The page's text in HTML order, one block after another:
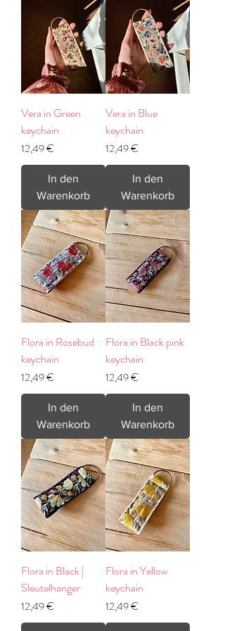
Vera in Green
keychain
Preis
12,49 €
In den
Warenkorb
Vera in Blue
keychain
Preis
12,49 €
In den
Warenkorb
Flora in Rosebud
keychain
Preis
12,49 €
In den
Warenkorb
Flora in Black pink
keychain
Preis
12,49 €
In den
Warenkorb
Flora in Black |
Sleutelhanger
Preis
12,49 €
Flora in Yellow
keychain
Preis
12,49 €